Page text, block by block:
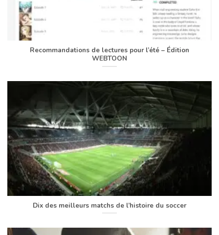
Recommandations de lectures pour l’été – Édition
WEBTOON
Dix des meilleurs matchs de l’histoire du soccer